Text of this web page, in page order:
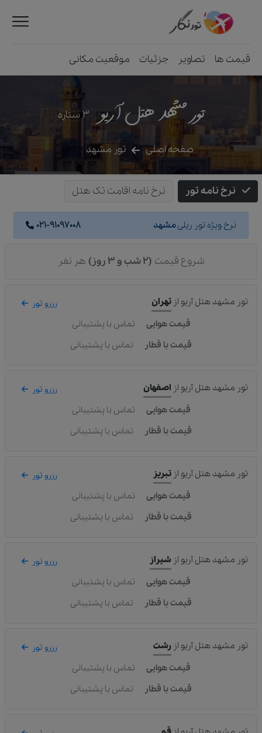
قیمت ها تصاویر جزئیات موقعیت مکانی
تور مشهد هتل آریو 3ستاره
صفحه اصلی تور مشهد
نرخ نامه تور نرخ نامه اقامت تک هتل
نرخ ویژه تور ریلیمشهد 021-91097008
شروع قیمت (2 شب و 3 روز) هر نفر
تور مشهد هتل آریو از تهران رزرو تور
قیمت هوایی
تماس با پشتیبانی
قیمت با قطار
تماس با پشتیبانی
تور مشهد هتل آریو از اصفهان رزرو تور
قیمت هوایی
تماس با پشتیبانی
قیمت با قطار
تماس با پشتیبانی
تور مشهد هتل آریو از تبریز رزرو تور
قیمت هوایی
تماس با پشتیبانی
قیمت با قطار
تماس با پشتیبانی
تور مشهد هتل آریو از شیراز رزرو تور
قیمت هوایی
تماس با پشتیبانی
قیمت با قطار
تماس با پشتیبانی
تور مشهد هتل آریو از رشت رزرو تور
قیمت هوایی
تماس با پشتیبانی
قیمت با قطار
تماس با پشتیبانی